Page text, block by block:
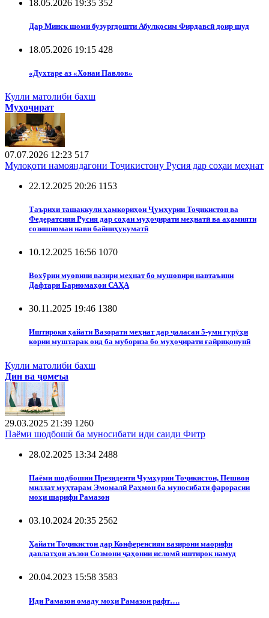
18.05.2026 19:35 352
Дар Минск шоми бузургдошти Абулқосим Фирдавсӣ доир шуд
18.05.2026 19:15 428
«Духтаре аз «Хонаи Павлов»
Кулли матолиби бахш
Муҳоҷират
07.07.2026 12:23 517
Мулоқоти намояндагони Тоҷикистону Русия дар соҳаи меҳнат
22.12.2025 20:26 1153
Таърихи ташаккули ҳамкориҳои Ҷумҳурии Тоҷикистон ва
Федератсияи Русия дар соҳаи муҳоҷирати меҳнатӣ ва аҳамияти
созишномаи нави байниҳукуматӣ
10.12.2025 16:56 1070
Вохӯрии муовини вазири меҳнат бо мушовири навтаъини
Дафтари Барномаҳои САҲА
30.11.2025 19:46 1380
Иштироки ҳайати Вазорати меҳнат дар ҷаласаи 5-уми гурӯҳи
кории муштарак оид ба мубориза бо муҳоҷирати ғайриқонунӣ
Кулли матолиби бахш
Дин ва ҷомеъа
29.03.2025 21:39 1260
Паёми шодбошӣ ба муносибати иди саиди Фитр
28.02.2025 13:34 2488
Паёми шодбошии Президенти Ҷумҳурии Тоҷикистон, Пешвои
миллат муҳтарам Эмомалӣ Раҳмон ба муносибати фарорасии
моҳи шарифи Рамазон
03.10.2024 20:35 2562
Ҳайати Тоҷикистон дар Конференсияи вазирони маорифи
давлатҳои аъзои Созмони ҷаҳонии исломӣ иштирок намуд
20.04.2023 15:58 3583
Иди Рамазон омаду моҳи Рамазон рафт….